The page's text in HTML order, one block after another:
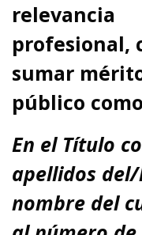
relevancia
profesional,
sumar
público
En el Título
apellidos
nombre del